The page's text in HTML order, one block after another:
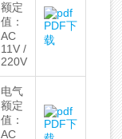
额定
值：
AC
11V /
220V
PDF下
载
电气
额定
值：
AC
PDF下